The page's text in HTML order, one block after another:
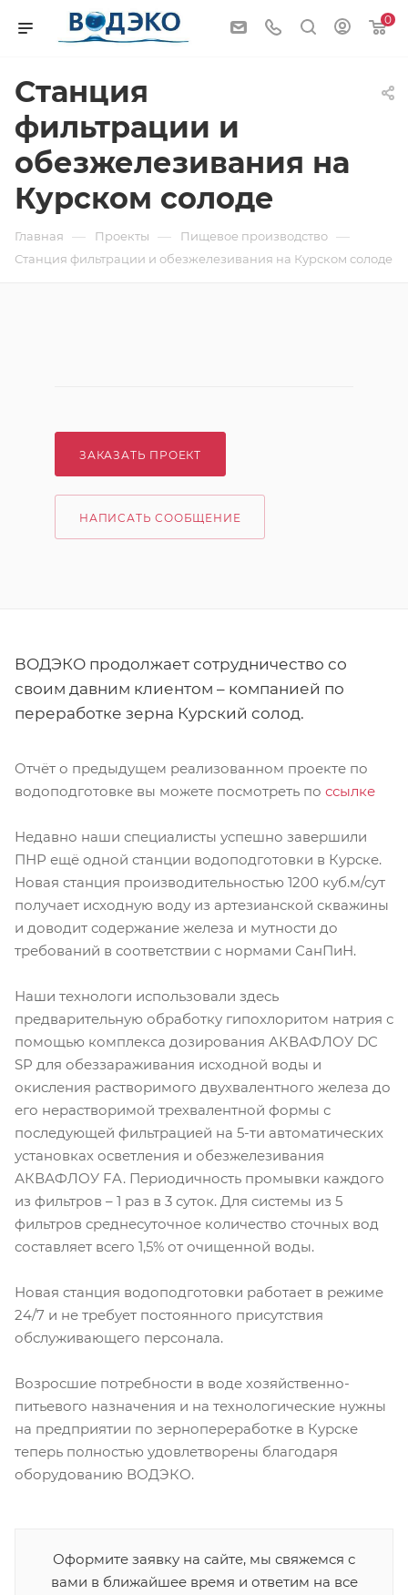
0
Станция
фильтрации и
обезжелезивания на
Курском солоде
Главная — Проекты — Пищевое производство —
Станция фильтрации и обезжелезивания на Курском солоде
ЗАКАЗАТЬ ПРОЕКТ
НАПИСАТЬ СООБЩЕНИЕ
ВОДЭКО продолжает сотрудничество со
своим давним клиентом – компанией по
переработке зерна Курский солод.
Отчёт о предыдущем реализованном проекте по
водоподготовке вы можете посмотреть по ссылке
Недавно наши специалисты успешно завершили
ПНР ещё одной станции водоподготовки в Курске.
Новая станция производительностью 1200 куб.м/сут
получает исходную воду из артезианской скважины
и доводит содержание железа и мутности до
требований в соответствии с нормами СанПиН.
Наши технологи использовали здесь
предварительную обработку гипохлоритом натрия с
помощью комплекса дозирования АКВАФЛОУ DC
SP для обеззараживания исходной воды и
окисления растворимого двухвалентного железа до
его нерастворимой трехвалентной формы с
последующей фильтрацией на 5-ти автоматических
установках осветления и обезжелезивания
АКВАФЛОУ FA. Периодичность промывки каждого
из фильтров – 1 раз в 3 суток. Для системы из 5
фильтров среднесуточное количество сточных вод
составляет всего 1,5% от очищенной воды.
Новая станция водоподготовки работает в режиме
24/7 и не требует постоянного присутствия
обслуживающего персонала.
Возросшие потребности в воде хозяйственно-
питьевого назначения и на технологические нужны
на предприятии по зернопереработке в Курске
теперь полностью удовлетворены благодаря
оборудованию ВОДЭКО.
Оформите заявку на сайте, мы свяжемся с
вами в ближайшее время и ответим на все